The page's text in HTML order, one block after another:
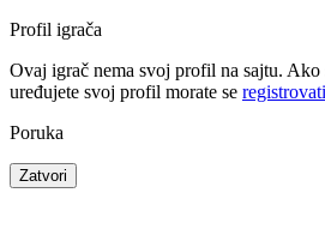
Profil igrača
Ovaj igrač nema svoj profil na sajtu. Ako
uređujete svoj profil morate se registrovati
Poruka
Zatvori